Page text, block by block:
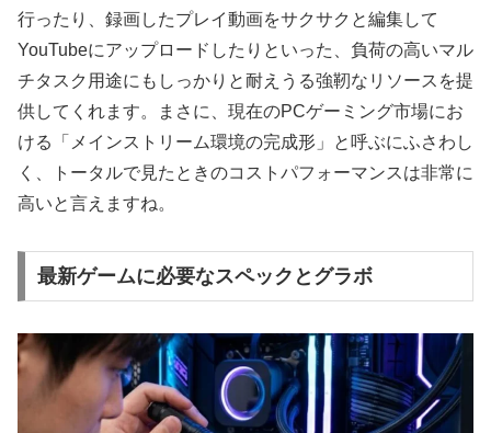
行ったり、録画したプレイ動画をサクサクと編集して
YouTubeにアップロードしたりといった、負荷の高いマル
チタスク用途にもしっかりと耐えうる強靭なリソースを提
供してくれます。まさに、現在のPCゲーミング市場にお
ける「メインストリーム環境の完成形」と呼ぶにふさわし
く、トータルで見たときのコストパフォーマンスは非常に
高いと言えますね。
最新ゲームに必要なスペックとグラボ